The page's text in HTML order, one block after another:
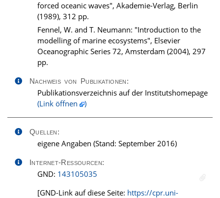
forced oceanic waves", Akademie-Verlag, Berlin
(1989), 312 pp.
Fennel, W. and T. Neumann: "Introduction to the
modelling of marine ecosystems", Elsevier
Oceanographic Series 72, Amsterdam (2004), 297
pp.
Nachweis von Publikationen:
Publikationsverzeichnis auf der Institutshomepage
(Link öffnen
)
Quellen:
eigene Angaben (Stand: September 2016)
Internet-Ressourcen:
GND: 143105035
[GND-Link auf diese Seite: https://cpr.uni-